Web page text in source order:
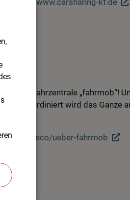
www.carsharing-kf.de
Mitfahrzentrale „fahrmob“!
Koordiniert wird das Ganze
ueber-fahrmob